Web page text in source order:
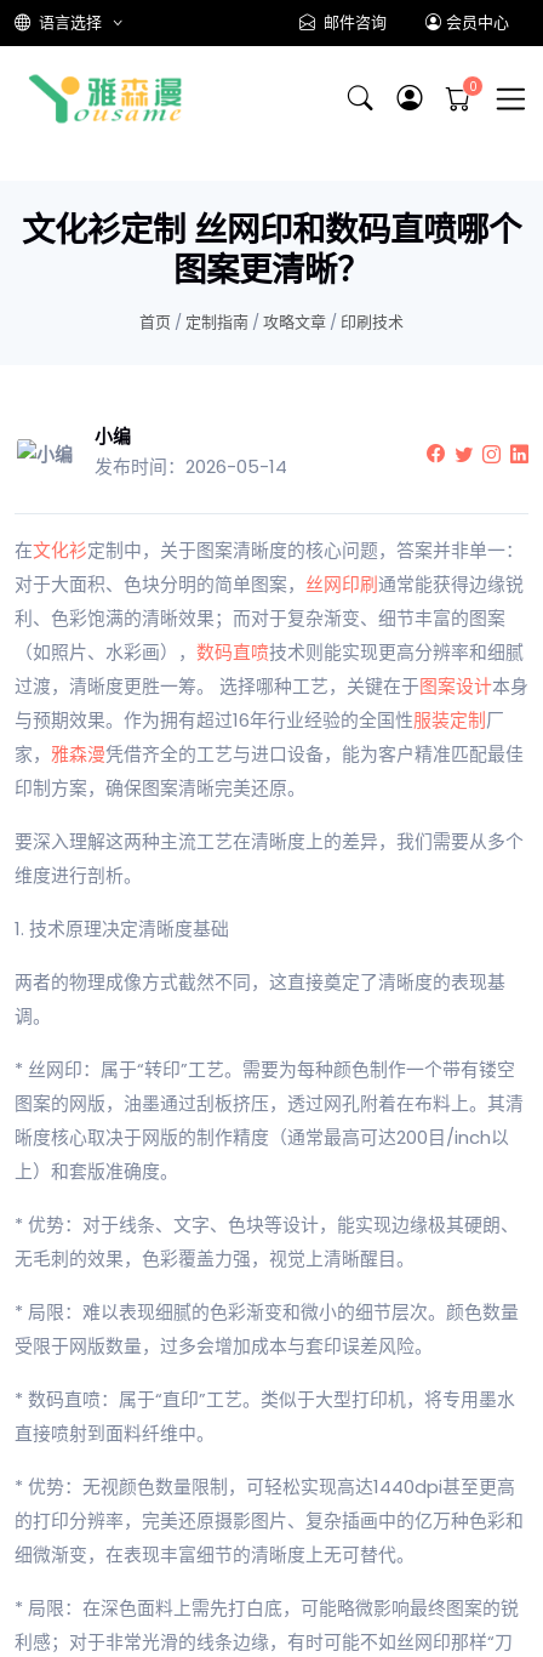
语言选择 邮件咨询 会员中心
文化衫定制 丝网印和数码直喷哪个
图案更清晰？
首页 / 定制指南 / 攻略文章 / 印刷技术
小编
发布时间：2026-05-14
在文化衫定制中，关于图案清晰度的核心问题，答案并非单一：
对于大面积、色块分明的简单图案， 丝网印刷通常能获得边缘锐
利、色彩饱满的清晰效果；而对于复杂渐变、细节丰富的图案
（如照片、水彩画）， 数码直喷技术则能实现更高分辨率和细腻
过渡，清晰度更胜一筹。 选择哪种工艺，关键在于图案设计本身
与预期效果。作为拥有超过16年行业经验的全国性服装定制厂
家， 雅森漫凭借齐全的工艺与进口设备，能为客户精准匹配最佳
印制方案，确保图案清晰完美还原。
要深入理解这两种主流工艺在清晰度上的差异，我们需要从多个
维度进行剖析。
1. 技术原理决定清晰度基础
两者的物理成像方式截然不同，这直接奠定了清晰度的表现基
调。
* 丝网印：属于“转印”工艺。需要为每种颜色制作一个带有镂空
图案的网版，油墨通过刮板挤压，透过网孔附着在布料上。其清
晰度核心取决于网版的制作精度（通常最高可达200目/inch以
上）和套版准确度。
* 优势：对于线条、文字、色块等设计，能实现边缘极其硬朗、
无毛刺的效果，色彩覆盖力强，视觉上清晰醒目。
* 局限：难以表现细腻的色彩渐变和微小的细节层次。颜色数量
受限于网版数量，过多会增加成本与套印误差风险。
* 数码直喷：属于“直印”工艺。类似于大型打印机，将专用墨水
直接喷射到面料纤维中。
* 优势：无视颜色数量限制，可轻松实现高达1440dpi甚至更高
的打印分辨率，完美还原摄影图片、复杂插画中的亿万种色彩和
细微渐变，在表现丰富细节的清晰度上无可替代。
* 局限：在深色面料上需先打白底，可能略微影响最终图案的锐
利感；对于非常光滑的线条边缘，有时可能不如丝网印那样“刀